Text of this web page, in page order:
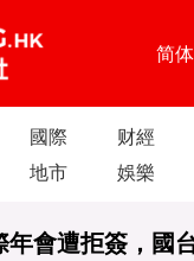
简
國際 财經
地市 娛樂
年會遭拒簽，國